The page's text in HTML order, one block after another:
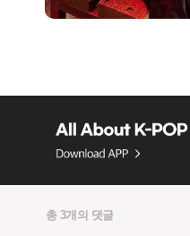
총 3개의 댓글